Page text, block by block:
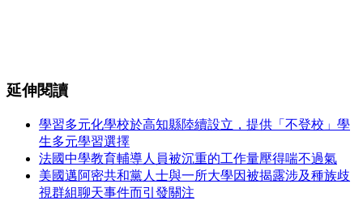
延伸閱讀
學習多元化學校於高知縣陸續設立，提供「不登校」學
生多元學習選擇
法國中學教育輔導人員被沉重的工作量壓得喘不過氣
美國邁阿密共和黨人士與一所大學因被揭露涉及種族歧
視群組聊天事件而引發關注